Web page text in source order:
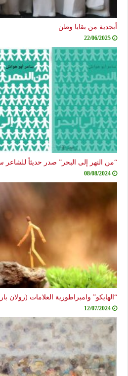
أبجدية من بقايا وطن
22/06/2025
“من النهر إلى البحر” صدر حديثاً للشاعر
08/08/2024
“الهايكو” وامبراطورية العلامات (رولان
12/07/2024